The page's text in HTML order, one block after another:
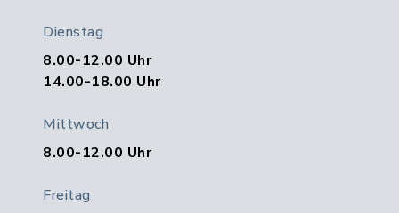
Dienstag
8.00-12.00 Uhr
14.00-18.00 Uhr
Mittwoch
8.00-12.00 Uhr
Freitag